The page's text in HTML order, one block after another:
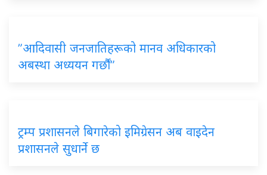
”आदिवासी जनजातिहरूको मानव अधिकारको
अबस्था अध्ययन गर्छौं”
ट्रम्प प्रशासनले बिगारेको इमिग्रेसन अब वाइदेन
प्रशासनले सुधार्ने छ